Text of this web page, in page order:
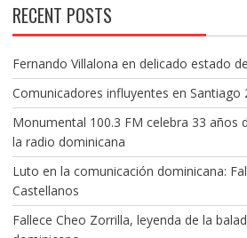
RECENT POSTS
Fernando Villalona en delicado estado
Comunicadores influyentes en Santiago
Monumental 100.3 FM celebra 33 años
la radio dominicana
Luto en la comunicación dominicana:
Castellanos
Fallece Cheo Zorrilla, leyenda de la